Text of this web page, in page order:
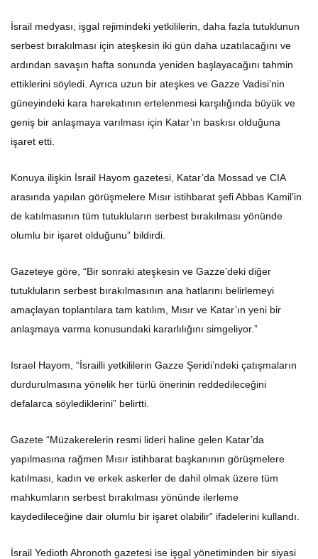
İsrail medyası, işgal rejimindeki yetkililerin, daha fazla tutuklunun
serbest bırakılması için ateşkesin iki gün daha uzatılacağını ve
ardından savaşın hafta sonunda yeniden başlayacağını tahmin
ettiklerini söyledi. Ayrıca uzun bir ateşkes ve Gazze Vadisi’nin
güneyindeki kara harekatının ertelenmesi karşılığında büyük ve
geniş bir anlaşmaya varılması için Katar’ın baskısı olduğuna
işaret etti.
Konuya ilişkin İsrail Hayom gazetesi, Katar’da Mossad ve CIA
arasında yapılan görüşmelere Mısır istihbarat şefi Abbas Kamil’in
de katılmasının tüm tutukluların serbest bırakılması yönünde
olumlu bir işaret olduğunu” bildirdi.
Gazeteye göre, “Bir sonraki ateşkesin ve Gazze’deki diğer
tutukluların serbest bırakılmasının ana hatlarını belirlemeyi
amaçlayan toplantılara tam katılım, Mısır ve Katar’ın yeni bir
anlaşmaya varma konusundaki kararlılığını simgeliyor.”
Israel Hayom, “İsrailli yetkililerin Gazze Şeridi’ndeki çatışmaların
durdurulmasına yönelik her türlü önerinin reddedileceğini
defalarca söylediklerini” belirtti.
Gazete “Müzakerelerin resmi lideri haline gelen Katar’da
yapılmasına rağmen Mısır istihbarat başkanının görüşmelere
katılması, kadın ve erkek askerler de dahil olmak üzere tüm
mahkumların serbest bırakılması yönünde ilerleme
kaydedileceğine dair olumlu bir işaret olabilir” ifadelerini kullandı.
İsrail Yedioth Ahronoth gazetesi ise işgal yönetiminden bir siyasi